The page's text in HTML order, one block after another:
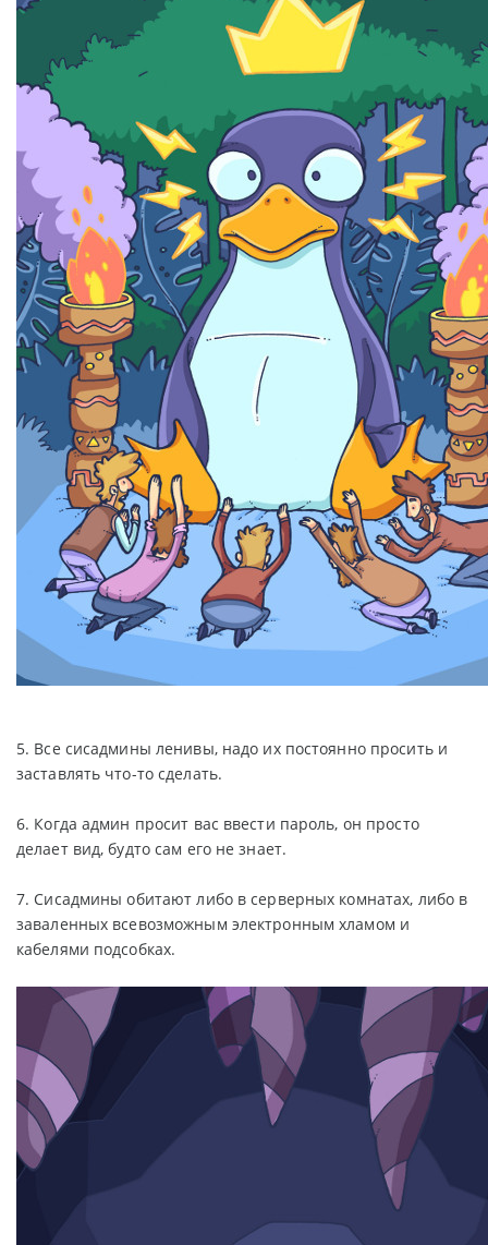
5. Все сисадмины ленивы, надо их постоянно просить и
заставлять что-то сделать.
6. Когда админ просит вас ввести пароль, он просто
делает вид, будто сам его не знает.
7. Сисадмины обитают либо в серверных комнатах, либо в
заваленных всевозможным электронным хламом и
кабелями подсобках.